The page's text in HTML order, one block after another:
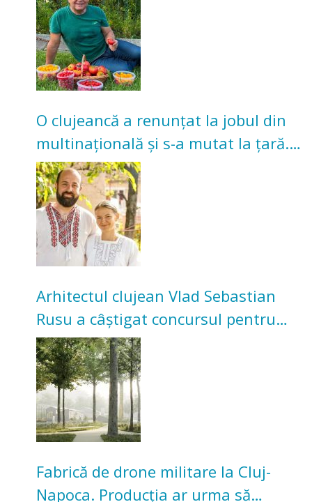
O clujeancă a renunțat la jobul din
multinațională și s-a mutat la țară.
Acum cultivă legume în grădina
bunicilor
Arhitectul clujean Vlad Sebastian
Rusu a câștigat concursul pentru
transformarea Grădinii Casei
Universitarilor
Fabrică de drone militare la Cluj-
Napoca. Producția ar urma să